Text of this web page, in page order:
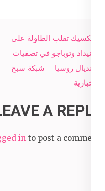
Post
navigation
المكسيك تقلب الطاولة على
ترينيداد وتوباجو في تصفيات
مونديال روسيا – شبكة سبح
الاخبارية
A REPLY
in to post a comment.